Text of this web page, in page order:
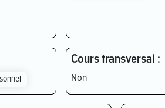
Cours transversal :
Non